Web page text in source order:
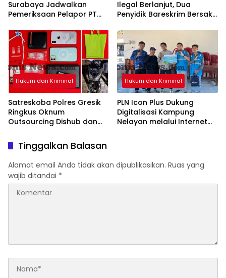
Surabaya Jadwalkan
Pemeriksaan Pelapor PT
Kasus Penarikan Kabel
Ditegaskan Profesional
Ilegal Berlanjut, Dua
Penyidik Bareskrim Bersaksi
Surabaya
Hukum dan Kriminal
Satreskoba Polres Gresik
Ringkus Oknum
Outsourcing Dishub dan
Sabu Jaringan Bangkalan
Hukum dan Kriminal
PLN Icon Plus Dukung
Digitalisasi Kampung
Nelayan melalui Internet
Tinggalkan Balasan
Alamat email Anda tidak akan dipublikasikan. Ruas yang
wajib ditandai *